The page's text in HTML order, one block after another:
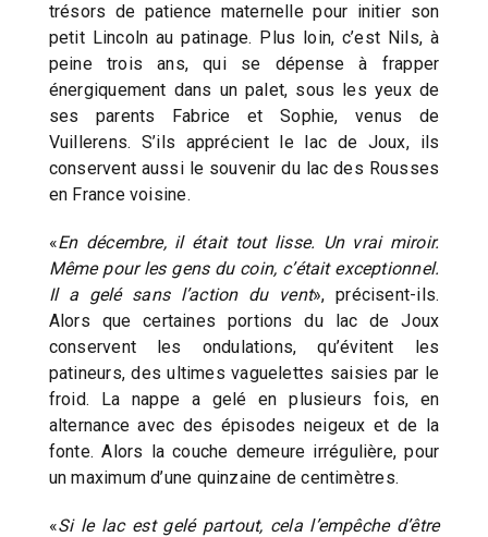
trésors de patience maternelle pour initier son
petit Lincoln au patinage. Plus loin, c’est Nils, à
peine trois ans, qui se dépense à frapper
énergiquement dans un palet, sous les yeux de
ses parents Fabrice et Sophie, venus de
Vuillerens. S’ils apprécient le lac de Joux, ils
conservent aussi le souvenir du lac des Rousses
en France voisine.
«En décembre, il était tout lisse. Un vrai miroir.
Même pour les gens du coin, c’était exceptionnel.
Il a gelé sans l’action du vent», précisent-ils.
Alors que certaines portions du lac de Joux
conservent les ondulations, qu’évitent les
patineurs, des ultimes vaguelettes saisies par le
froid. La nappe a gelé en plusieurs fois, en
alternance avec des épisodes neigeux et de la
fonte. Alors la couche demeure irrégulière, pour
un maximum d’une quinzaine de centimètres.
«Si le lac est gelé partout, cela l’empêche d’être